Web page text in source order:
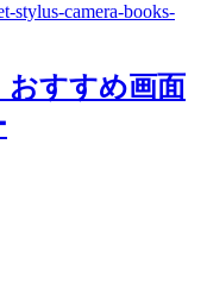
おすすめ画面